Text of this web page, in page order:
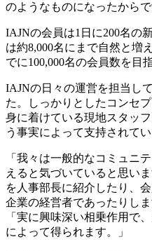
のようなものになったからで
IAJNの会員は1日に200名の
は約8,000名にまで自然と増
でに100,000名の会員数を目
IAJNの日々の運営を担当し
た。しっかりとしたコンセ
身に着けている現地スタッ
う事実によって支持されてい
「我々は一般的なコミュニ
えると気づいていると思い
を人事部長に紹介したり、
企業の経営者であったりし
「実に興味深い相乗作用で
によって得られます。」